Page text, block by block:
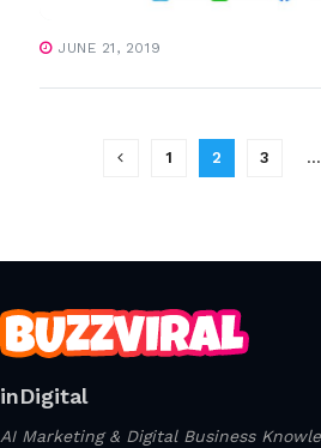
JUNE 21, 2019
1 2 3 …
inDigital
AI Marketing & Digital Business